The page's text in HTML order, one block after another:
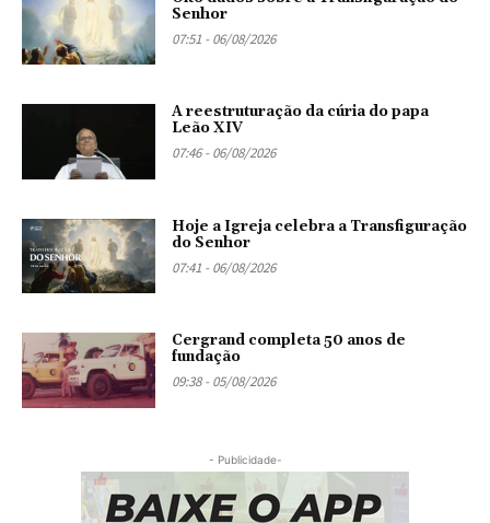
Senhor
07:51 - 06/08/2026
A reestruturação da cúria do papa
Leão XIV
07:46 - 06/08/2026
Hoje a Igreja celebra a Transfiguração
do Senhor
07:41 - 06/08/2026
Cergrand completa 50 anos de
fundação
09:38 - 05/08/2026
- Publicidade-